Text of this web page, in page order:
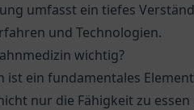
umfasst ein tiefes
und Technologien.
wichtig?
ist ein fundamentales
nur die Fähigkeit zu